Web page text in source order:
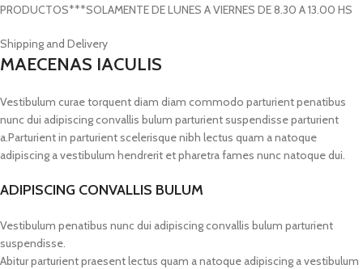
PRODUCTOS***SOLAMENTE DE LUNES A VIERNES DE 8.30 A 13.00 HS
Shipping and Delivery
MAECENAS IACULIS
Vestibulum curae torquent diam diam commodo parturient penatibus
nunc dui adipiscing convallis bulum parturient suspendisse parturient
a.Parturient in parturient scelerisque nibh lectus quam a natoque
adipiscing a vestibulum hendrerit et pharetra fames nunc natoque dui.
ADIPISCING CONVALLIS BULUM
Vestibulum penatibus nunc dui adipiscing convallis bulum parturient
suspendisse.
Abitur parturient praesent lectus quam a natoque adipiscing a vestibulum